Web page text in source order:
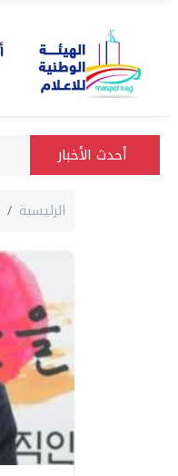
أحدث الأخبار
الرئيسية